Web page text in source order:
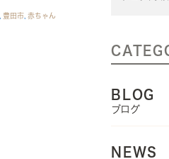
豊田市 赤ちゃん
BLOG
ブログ
NEWS